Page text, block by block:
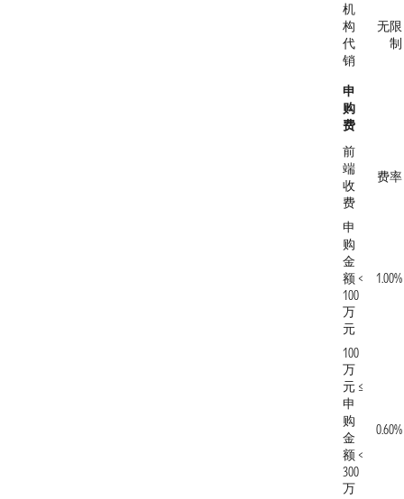
机
构
代
销
无限
制
申
购
费
前
端
收
费
费率
申
购
金
额 <
100
万
元
1.00%
100
万
元 ≤
申
购
金
额 <
300
万
0.60%